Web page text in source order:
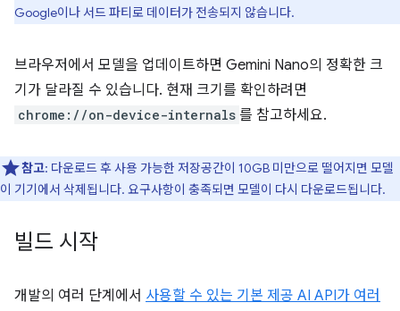
Google이나 서드 파티로 데이터가 전송되지 않습니다.
브라우저에서 모델을 업데이트하면 Gemini Nano의 정확한 크
기가 달라질 수 있습니다. 현재 크기를 확인하려면
chrome://on-device-internals 를 참고하세요.
참고: 다운로드 후 사용 가능한 저장공간이 10GB 미만으로 떨어지면 모델
이 기기에서 삭제됩니다. 요구사항이 충족되면 모델이 다시 다운로드됩니다.
빌드 시작
개발의 여러 단계에서 사용할 수 있는 기본 제공 AI API가 여러